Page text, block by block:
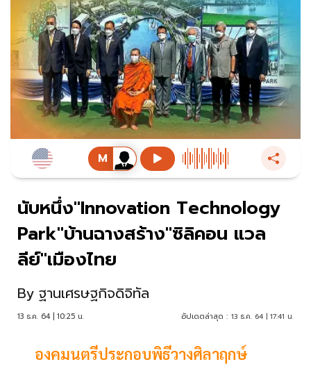
นับหนึ่ง"Innovation Technology
Park"บ้านฉางสร้าง"ซิลิคอน แวล
ลีย์"เมืองไทย
By ฐานเศรษฐกิจดิจิทัล
13 ธ.ค. 64 | 10:25 น. อัปเดตล่าสุด : 13 ธ.ค. 64 | 17:41 น.
องคมนตรีประกอบพิธีวางศิลาฤกษ์